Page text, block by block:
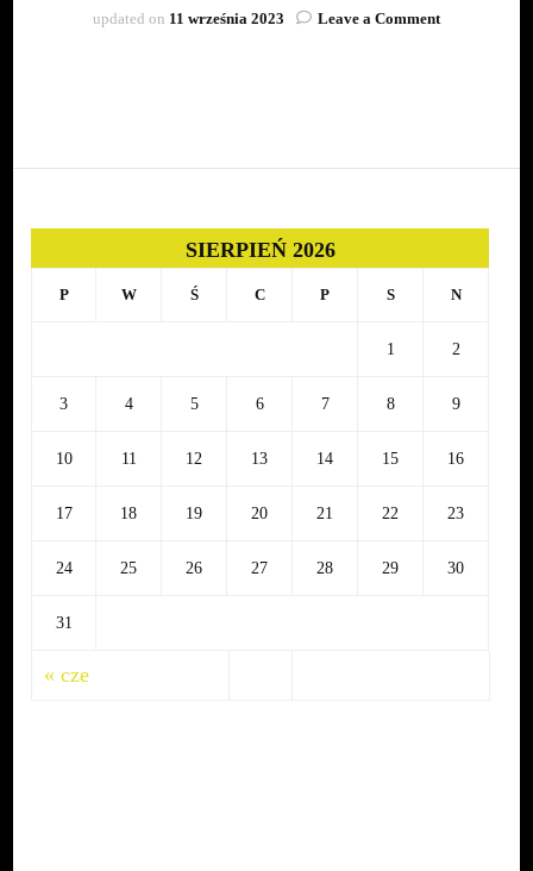
updated on 11 września 2023 Leave a Commenton
15-
SIERPIEŃ 2026
P W Ś C P S N
1 2
3 4 5 6 7 8 9
10 11 12 13 14 15 16
17 18 19 20 21 22 23
24 25 26 27 28 29 30
31
« cze